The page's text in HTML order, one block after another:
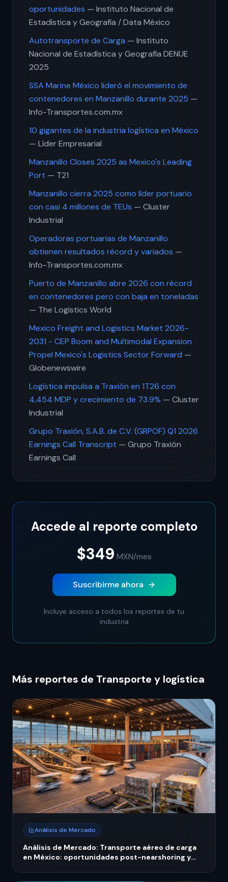
oportunidades — Instituto Nacional de
Estadística y Geografía / Data México
Autotransporte de Carga — Instituto
Nacional de Estadística y Geografía DENUE
2025
SSA Marine México lideró el movimiento de
contenedores en Manzanillo durante 2025 —
Info-Transportes.com.mx
10 gigantes de la industria logística en México
— Líder Empresarial
Manzanillo Closes 2025 as Mexico's Leading
Port — T21
Manzanillo cierra 2025 como líder portuario
con casi 4 millones de TEUs — Cluster
Industrial
Operadoras portuarias de Manzanillo
obtienen resultados récord y variados —
Info-Transportes.com.mx
Puerto de Manzanillo abre 2026 con récord
en contenedores pero con baja en toneladas
— The Logistics World
Mexico Freight and Logistics Market 2026-
2031 - CEP Boom and Multimodal Expansion
Propel Mexico's Logistics Sector Forward —
Globenewswire
Logística impulsa a Traxión en 1T26 con
4,454 MDP y crecimiento de 73.9% — Cluster
Industrial
Grupo Traxión, S.A.B. de C.V. (GRPOF) Q1 2026
Earnings Call Transcript — Grupo Traxión
Earnings Call
Accede al reporte completo
$349 MXN/mes
Suscribirme ahora
Incluye acceso a todos los reportes de tu
industria
Más reportes de Transporte y logística
Análisis de Mercado
Análisis de Mercado: Transporte aéreo de carga
en México: oportunidades post-nearshoring y